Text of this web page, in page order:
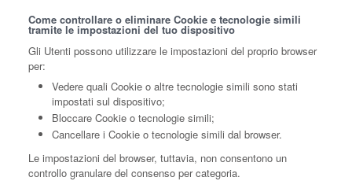
Come controllare o eliminare Cookie e tecnologie simili
tramite le impostazioni del tuo dispositivo
Gli Utenti possono utilizzare le impostazioni del proprio browser
per:
Vedere quali Cookie o altre tecnologie simili sono stati
impostati sul dispositivo;
Bloccare Cookie o tecnologie simili;
Cancellare i Cookie o tecnologie simili dal browser.
Le impostazioni del browser, tuttavia, non consentono un
controllo granulare del consenso per categoria.